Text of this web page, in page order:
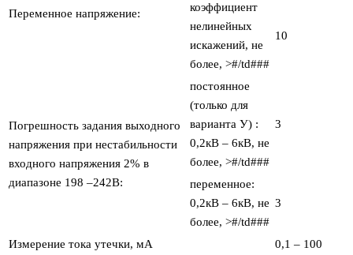
Переменное напряжение:
коэффициент
нелинейных
искажений, не
более, >#/td###
10
Погрешность задания выходного
напряжения при нестабильности
входного напряжения 2% в
диапазоне 198 –242В:
постоянное
(только для
варианта У) :
0,2кВ – 6кВ, не
более, >#/td###
3
переменное:
0,2кВ – 6кВ, не
более, >#/td###
3
Измерение тока утечки, мА
0,1 – 100